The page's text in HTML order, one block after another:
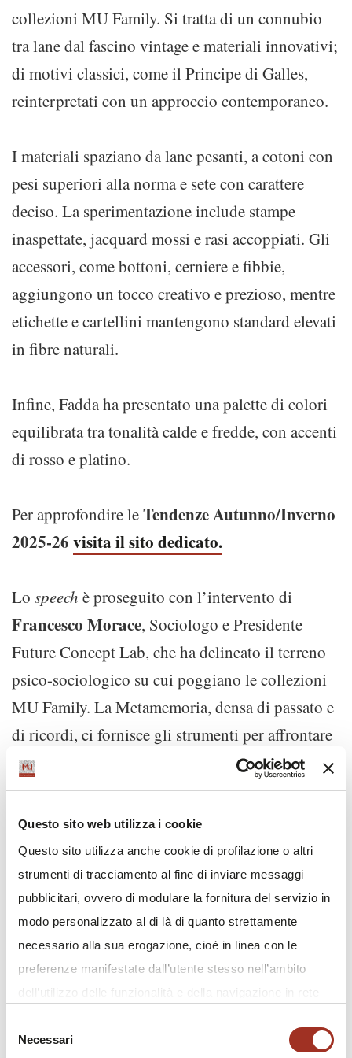
Questo sito web utilizza i cookie
Questo sito utilizza anche cookie di profilazione o altri
strumenti di tracciamento al fine di inviare messaggi
pubblicitari, ovvero di modulare la fornitura del servizio in
modo personalizzato al di là di quanto strettamente
necessario alla sua erogazione, cioè in linea con le
preferenze manifestate dall’utente stesso nell’ambito
dell’utilizzo delle funzionalità e della navigazione in rete
comportamenti dei visitatori di siti web. Condividiamo
delNecessari
collezioni MU Family. Si tratta di un connubio
tra lane dal fascino vintage e materiali innovativi;
di motivi classici, come il Principe di Galles,
reinterpretati con un approccio contemporaneo.
I materiali spaziano da lane pesanti, a cotoni con
pesi superiori alla norma e sete con carattere
deciso. La sperimentazione include stampe
inaspettate, jacquard mossi e rasi accoppiati. Gli
accessori, come bottoni, cerniere e fibbie,
aggiungono un tocco creativo e prezioso, mentre
etichette e cartellini mantengono standard elevati
in fibre naturali.
Infine, Fadda ha presentato una palette di colori
equilibrata tra tonalità calde e fredde, con accenti
di rosso e platino.
Per approfondire leTendenze Autunno/Inverno
2025-26 visita il sito dedicato.
Lo speech è proseguito con l’intervento di
Francesco Morace, Sociologo e Presidente
Future Concept Lab, che ha delineato il terreno
psico-sociologico su cui poggiano le collezioni
MU Family. La Metamemoria, densa di passato e
di ricordi, ci fornisce gli strumenti per affrontare
il cambiamento con lo spessore della storia che ci
portiamo dentro. Sul piano estetico, la
Metamemoria produce un rimescolamento di
codici passati che esalta le differenze e annulla il
confitto generazionale.
Antonio Mancinelli, Giornalista e Scrittore di
Moda e Costume, ha invece mostrato alcune
immagini della settimana della moda di New
York, Londra, Milano e Parigi. È una moda che
celebra l’inclusività e contemporaneamente